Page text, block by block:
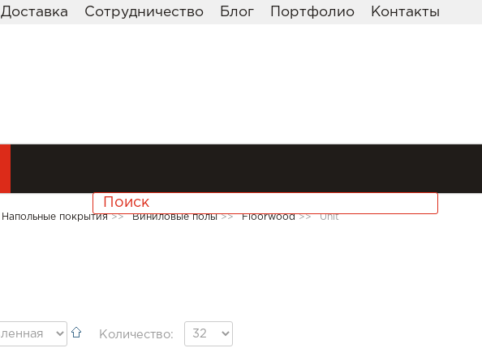
Доставка Сотрудничество Блог Портфолио Контакты
Напольные покрытия >> Виниловые полы >> Floorwood >> Unit
Количество: